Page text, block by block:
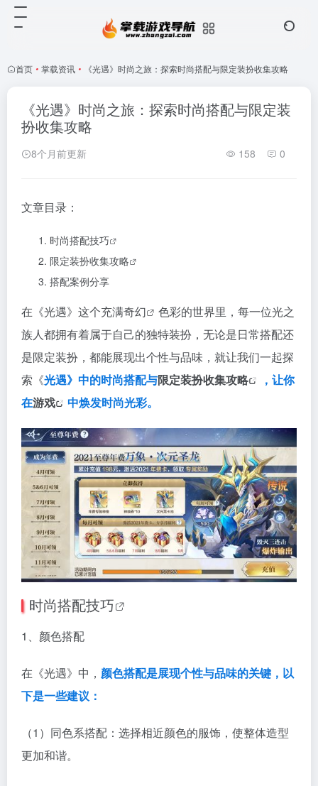
首页 • 掌载资讯 • 《光遇》时尚之旅：探索时尚搭配与限定装扮收集攻略
《光遇》时尚之旅：探索时尚搭配与限定装
扮收集攻略
8个月前更新 158 0
文章目录：
时尚搭配技巧
限定装扮收集攻略
搭配案例分享
在《光遇》这个充满奇幻
色彩的世界里，每一位光之
族人都拥有着属于自己的独特装扮，无论是日常搭配还
是限定装扮，都能展现出个性与品味，就让我们一起探
索《光遇》中的时尚搭配与限定装扮收集攻略
，让你
在游戏 中焕发时尚光彩。
时尚搭配技巧
1、颜色搭配
在《光遇》中， 颜色搭配是展现个性与品味的关键，以
下是一些建议：
（1）同色系搭配：选择相近颜色的服饰，使整体造型
更加和谐。